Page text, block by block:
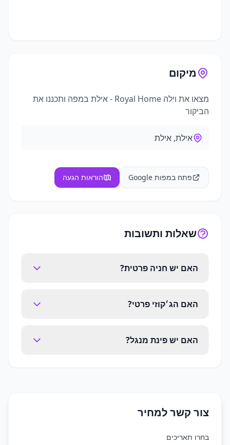
מיקום
מצאו את וילה Royal Home - אילת
במפה ותכננו את
הביקור
אילת, אילת
פתח במפות Google הוראות הגעה
שאלות ותשובות
האם יש חניה פרטית?
האם הג׳קוזי פרטי?
האם יש פינת מנגל?
צור קשר למחיר
בחרו תאריכים